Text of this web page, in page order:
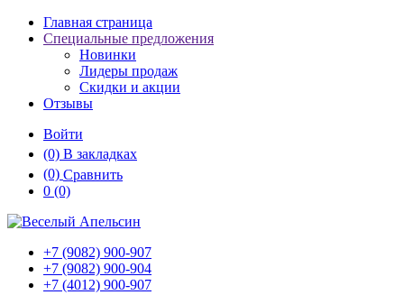
Главная страница
Специальные предложения
Новинки
Лидеры продаж
Скидки и акции
Отзывы
Войти
(0) В закладках
(0) Сравнить
0 (0)
+7 (9082) 900-907
+7 (9082) 900-904
+7 (4012) 900-907